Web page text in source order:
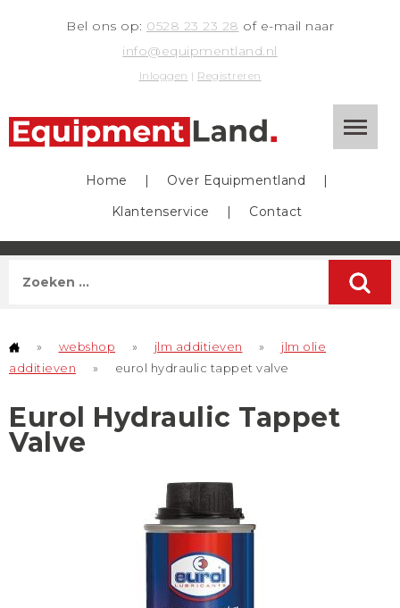
Bel ons op: 0528 23 23 28 of e-mail naar
info@equipmentland.nl
Inloggen | Registreren
Home | Over Equipmentland
|
Klantenservice
| Contact
» webshop » jlm additieven »
jlm olie
additieven
» eurol hydraulic tappet valve
Eurol Hydraulic Tappet
Valve